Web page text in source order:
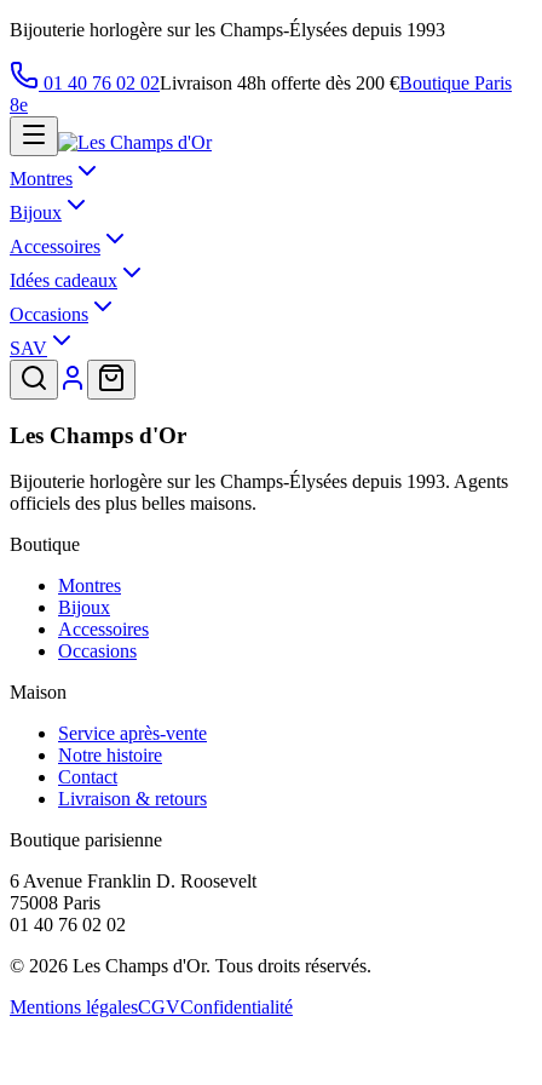
Bijouterie horlogère sur les Champs-Élysées depuis 1993
01 40 76 02 02Livraison 48h offerte dès 200 €Boutique Paris
8e
Montres
Bijoux
Accessoires
Idées cadeaux
Occasions
SAV
Les Champs d'Or
Bijouterie horlogère sur les Champs-Élysées depuis 1993. Agents
officiels des plus belles maisons.
Boutique
Montres
Bijoux
Accessoires
Occasions
Maison
Service après-vente
Notre histoire
Contact
Livraison & retours
Boutique parisienne
6 Avenue Franklin D. Roosevelt
75008 Paris
01 40 76 02 02
© 2026 Les Champs d'Or. Tous droits réservés.
Mentions légalesCGVConfidentialité